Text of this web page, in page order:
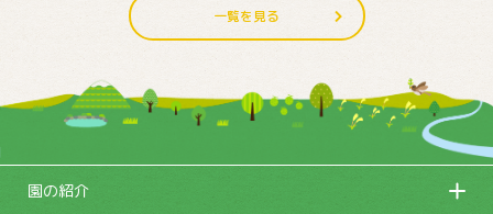
一覧を見る
園の紹介